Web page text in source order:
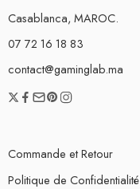
Casablanca, MAROC.
07 72 16 18 83
contact@gaminglab.ma
Commande et Retour
Politique de Confidentialité